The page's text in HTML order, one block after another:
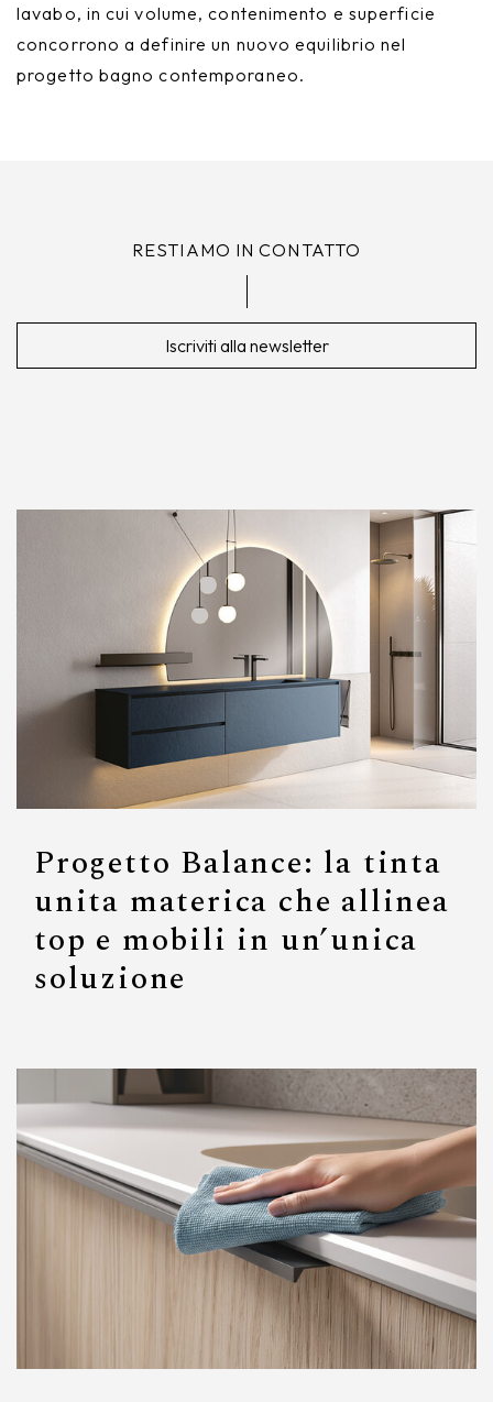
lavabo, in cui volume, contenimento e superficie
concorrono a definire un nuovo equilibrio nel
progetto bagno contemporaneo.
RESTIAMO IN CONTATTO
Iscriviti alla newsletter
Progetto Balance: la tinta
unita materica che allinea
top e mobili in un’unica
soluzione